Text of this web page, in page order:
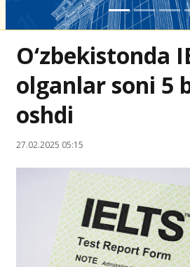
O‘zbekistonda
olganlar soni 5
oshdi
27.02.2025 05:15